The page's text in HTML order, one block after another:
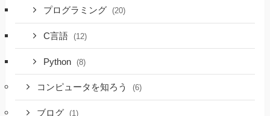
プログラミング (20)
C言語 (12)
Python (8)
コンピュータを知ろう (6)
ブログ (1)